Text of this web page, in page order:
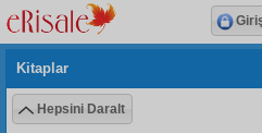
Kitaplar
Hepsini Daralt